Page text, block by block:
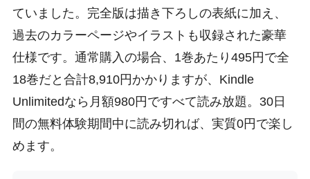
ていました。完全版は描き下ろしの表紙に加え、
過去のカラーページやイラストも収録された豪華
仕様です。通常購入の場合、1巻あたり495円で全
18巻だと合計8,910円かかりますが、Kindle
Unlimitedなら月額980円ですべて読み放題。30日
間の無料体験期間中に読み切れば、実質0円で楽し
めます。